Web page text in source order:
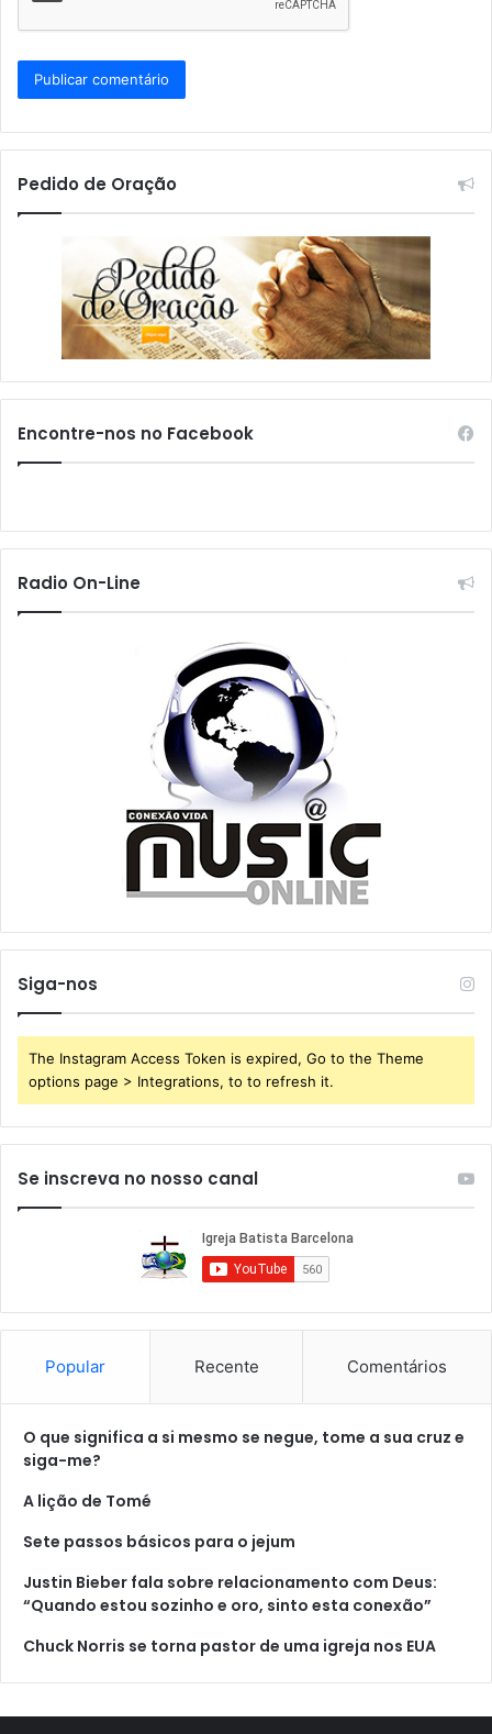
Pedido de Oração
Encontre-nos no Facebook
Radio On-Line
Siga-nos
The Instagram Access Token is expired, Go to the Theme
options page > Integrations, to to refresh it.
Se inscreva no nosso canal
Popular Recente Comentários
O que significa a si mesmo se negue, tome a sua cruz e
siga-me?
A lição de Tomé
Sete passos básicos para o jejum
Justin Bieber fala sobre relacionamento com Deus:
“Quando estou sozinho e oro, sinto esta conexão”
Chuck Norris se torna pastor de uma igreja nos EUA